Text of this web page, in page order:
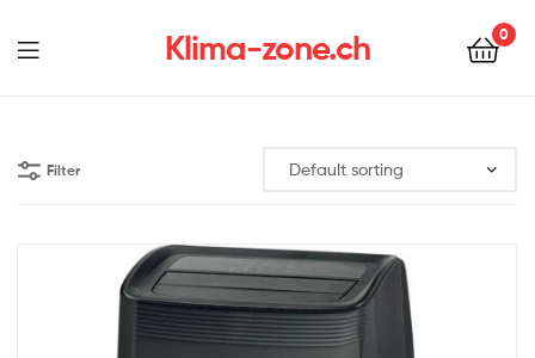
Klima-zone.ch 0
Filter